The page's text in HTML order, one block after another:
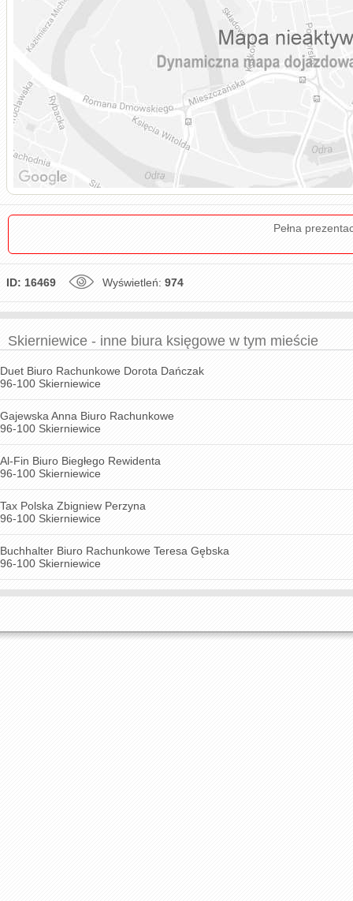
Pełna
ID: 16469 Wyświetleń: 974
Skierniewice - inne biura księgowe w tym mieście
Duet Biuro Rachunkowe Dorota Dańczak
96-100 Skierniewice
Gajewska Anna Biuro Rachunkowe
96-100 Skierniewice
Al-Fin Biuro Biegłego Rewidenta
96-100 Skierniewice
Tax Polska Zbigniew Perzyna
96-100 Skierniewice
Buchhalter Biuro Rachunkowe Teresa Gębska
96-100 Skierniewice